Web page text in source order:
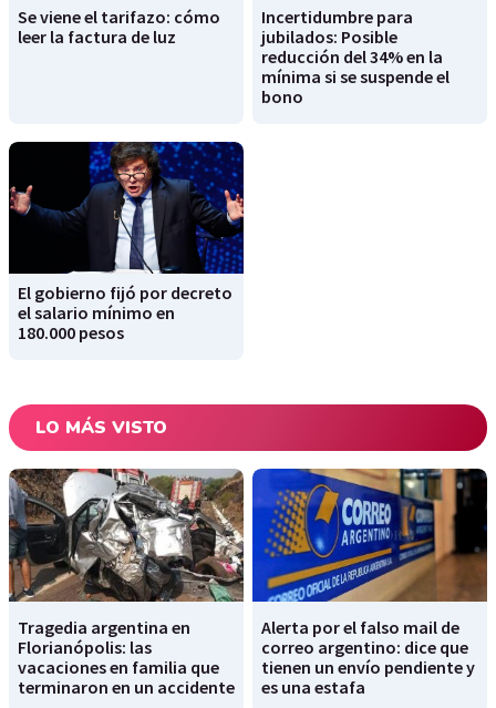
Se viene el tarifazo: cómo
leer la factura de luz
Incertidumbre para
jubilados: Posible
reducción del 34% en la
mínima si se suspende el
bono
El gobierno fijó por decreto
el salario mínimo en
180.000 pesos
LO MÁS VISTO
Tragedia argentina en
Florianópolis: las
vacaciones en familia que
terminaron en un accidente
Alerta por el falso mail de
correo argentino: dice que
tienen un envío pendiente y
es una estafa